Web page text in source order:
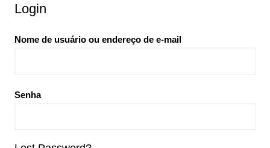
Login
Nome de usuário ou endereço de e-mail
Senha